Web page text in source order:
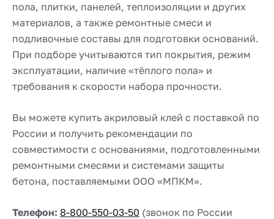
пола, плитки, панелей, теплоизоляции и других
материалов, а также ремонтные смеси и
подливочные составы для подготовки оснований.
При подборе учитываются тип покрытия, режим
эксплуатации, наличие «тёплого пола» и
требования к скорости набора прочности.
Вы можете купить акриловый клей с поставкой по
России и получить рекомендации по
совместимости с основаниями, подготовленными
ремонтными смесями и системами защиты
бетона, поставляемыми ООО «МПКМ».
Телефон: 8-800-550-03-50 (звонок по России